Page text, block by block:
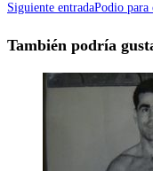
Siguiente entradaPodio para
También podría